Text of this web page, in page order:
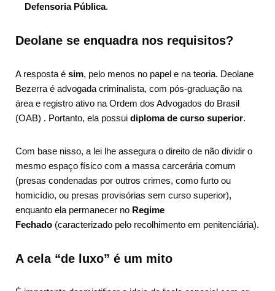
Defensoria Pública.
Deolane se enquadra nos requisitos?
A resposta é sim, pelo menos no papel e na teoria. Deolane
Bezerra é advogada criminalista, com pós-graduação na
área e registro ativo na Ordem dos Advogados do Brasil
(OAB) . Portanto, ela possui diploma de curso superior.
Com base nisso, a lei lhe assegura o direito de não dividir o
mesmo espaço físico com a massa carcerária comum
(presas condenadas por outros crimes, como furto ou
homicídio, ou presas provisórias sem curso superior),
enquanto ela permanecer no Regime
Fechado (caracterizado pelo recolhimento em penitenciária).
A cela “de luxo” é um mito